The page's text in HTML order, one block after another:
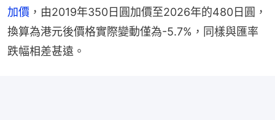
加價 ，由2019年350日圓加價至2026年的480日圓，
換算為港元後價格實際變動僅為-5.7%，同樣與匯率
跌幅相差甚遠。